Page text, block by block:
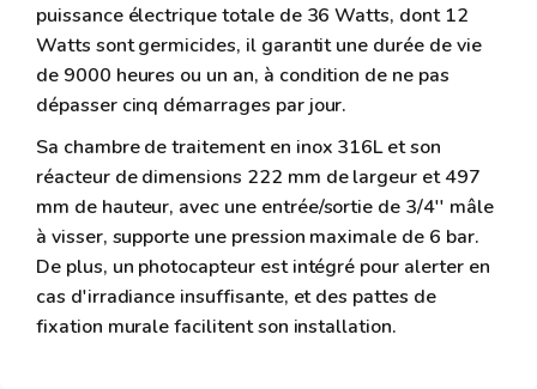
puissance électrique totale de 36 Watts, dont 12
Watts sont germicides, il garantit une durée de vie
de 9000 heures ou un an, à condition de ne pas
dépasser cinq démarrages par jour.
Sa chambre de traitement en inox 316L et son
réacteur de dimensions 222 mm de largeur et 497
mm de hauteur, avec une entrée/sortie de 3/4'' mâle
à visser, supporte une pression maximale de 6 bar.
De plus, un photocapteur est intégré pour alerter en
cas d'irradiance insuffisante, et des pattes de
fixation murale facilitent son installation.